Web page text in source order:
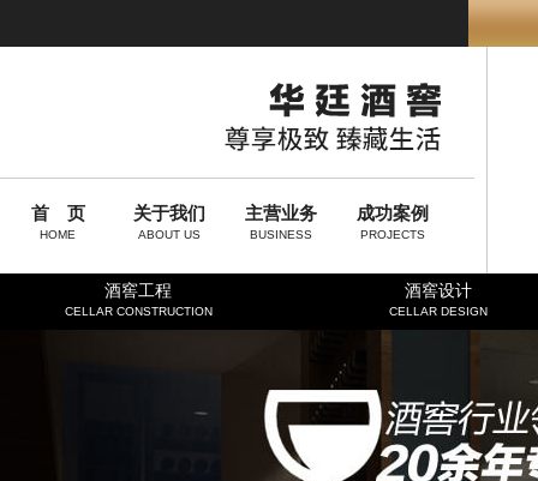
首 页
HOME
关于我们
ABOUT US
主营业务
BUSINESS
成功案例
PROJECTS
酒窖工程
CELLAR CONSTRUCTION
酒窖设计
CELLAR DESIGN